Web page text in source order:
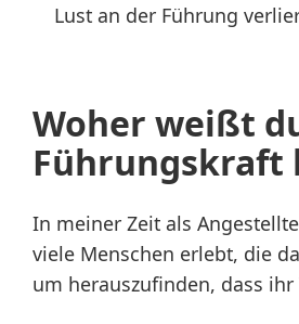
Lust an der Führung
Woher weißt
Führungskraft
In meiner Zeit als
viele Menschen erlebt, die
um herauszufinden, dass